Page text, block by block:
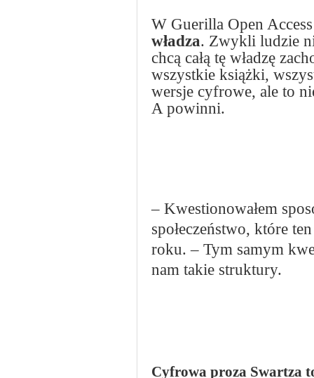
W Guerilla Open
władza. Zwykli ludzie
chcą całą tę władzę
wszystkie książki,
wersje cyfrowe, ale to
A powinni.
– Kwestionowałem
społeczeństwo, które
roku. – Tym samym
nam takie struktury.
Cyfrowa proza Swartza